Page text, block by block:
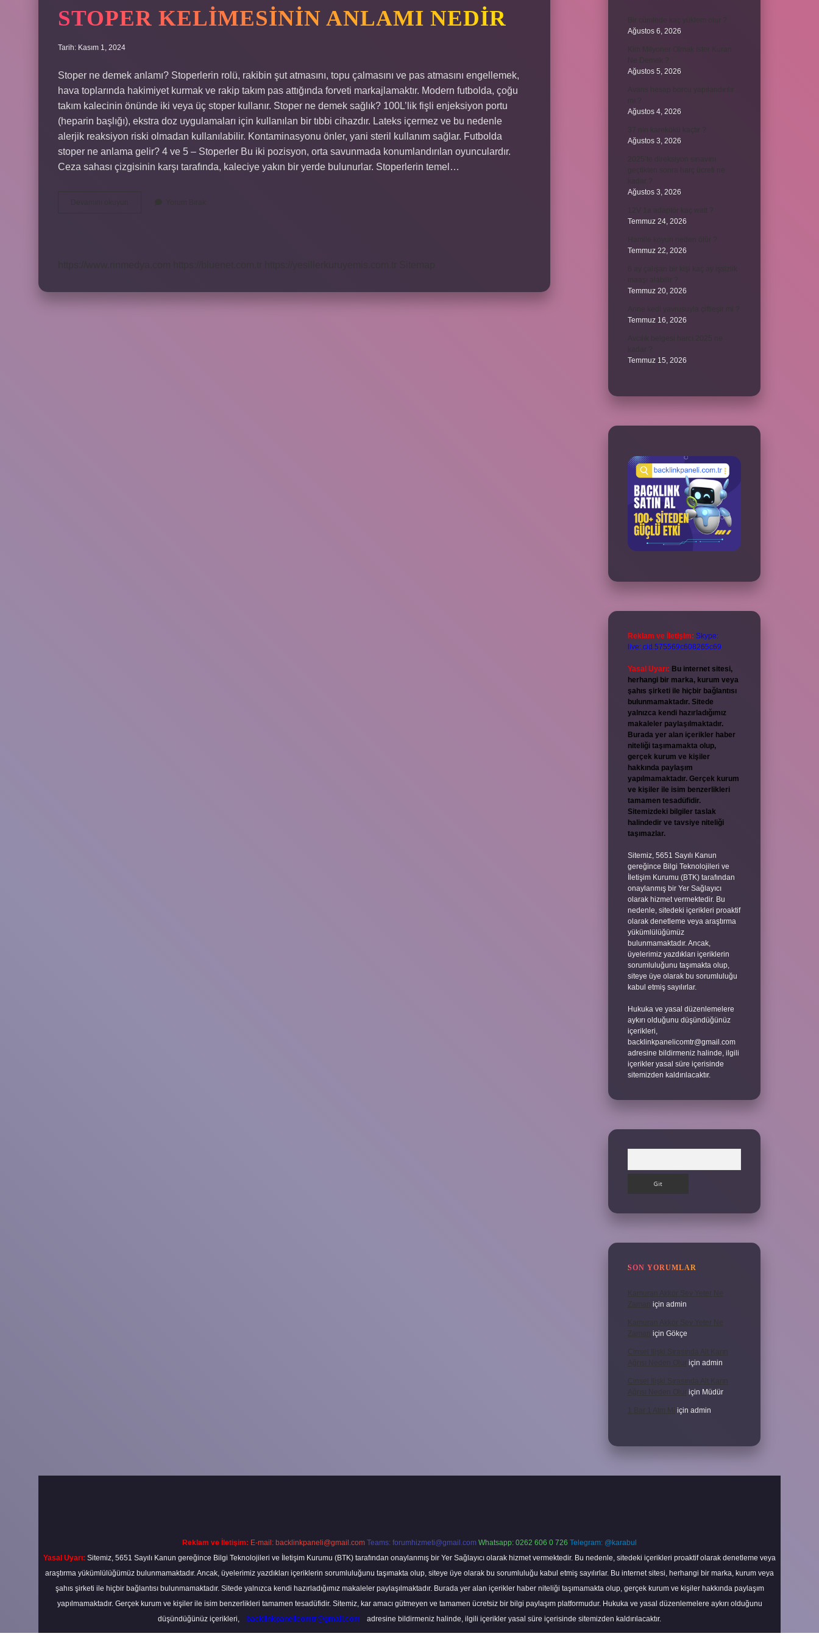
STOPER KELIMESININ ANLAMI NEDIR
Tarih: Kasım 1, 2024
Stoper ne demek anlamı? Stoperlerin rolü, rakibin şut atmasını, topu çalmasını ve pas atmasını engellemek,
hava toplarında hakimiyet kurmak ve rakip takım pas attığında forveti markajlamaktır. Modern futbolda, çoğu
takım kalecinin önünde iki veya üç stoper kullanır. Stoper ne demek sağlık? 100L’lik fişli enjeksiyon portu
(heparin başlığı), ekstra doz uygulamaları için kullanılan bir tıbbi cihazdır. Lateks içermez ve bu nedenle
alerjik reaksiyon riski olmadan kullanılabilir. Kontaminasyonu önler, yani steril kullanım sağlar. Futbolda
stoper ne anlama gelir? 4 ve 5 – Stoperler Bu iki pozisyon, orta savunmada konumlandırılan oyunculardır.
Ceza sahası çizgisinin karşı tarafında, kaleciye yakın bir yerde bulunurlar. Stoperlerin temel…
Ağustos 6, 2026
Ağustos 5, 2026
Ağustos 4, 2026
Ağustos 3, 2026
Ağustos 3, 2026
Temmuz 24, 2026
Temmuz 22, 2026
Temmuz 20, 2026
Temmuz 16, 2026
Temmuz 15, 2026
Reklam ve İletişim: Skype:
live:.cid.575569c608265c69
Yasal Uyarı: Bu internet sitesi,
herhangi bir marka, kurum veya
şahıs şirketi ile hiçbir bağlantısı
bulunmamaktadır. Sitede
yalnızca kendi hazırladığımız
makaleler paylaşılmaktadır.
Burada yer alan içerikler haber
niteliği taşımamakta olup,
gerçek kurum ve kişiler
hakkında paylaşım
yapılmamaktadır. Gerçek kurum
ve kişiler ile isim benzerlikleri
tamamen tesadüfidir.
Sitemizdeki bilgiler taslak
halindedir ve tavsiye niteliği
taşımazlar.
Sitemiz, 5651 Sayılı Kanun
gereğince Bilgi Teknolojileri ve
İletişim Kurumu (BTK) tarafından
onaylanmış bir Yer Sağlayıcı
olarak hizmet vermektedir. Bu
nedenle, sitedeki içerikleri proaktif
olarak denetleme veya araştırma
yükümlülüğümüz
bulunmamaktadır. Ancak,
üyelerimiz yazdıkları içeriklerin
sorumluluğunu taşımakta olup,
siteye üye olarak bu sorumluluğu
kabul etmiş sayılırlar.
Hukuka ve yasal düzenlemelere
aykırı olduğunu düşündüğünüz
içerikleri,
backlinkpanelicomtr@gmail.com
adresine bildirmeniz halinde, ilgili
içerikler yasal süre içerisinde
sitemizden kaldırılacaktır.
SON YORUMLAR
Kamuran Akkor Sev Yeter Ne
Zaman için admin
Kamuran Akkor Sev Yeter Ne
Zaman için Gökçe
Cinsel Ilişki Sırasında Alt Karın
Ağrısı Neden Olur için admin
Cinsel Ilişki Sırasında Alt Karın
Ağrısı Neden Olur için Müdür
1 Bar 1 Atm Mi için admin
Reklam ve İletişim: E-mail: backlinkpaneli@gmail.com Teams: forumhizmeti@gmail.com Whatsapp: 0262 606 0 726 Telegram: @karabul
Yasal Uyarı: Sitemiz, 5651 Sayılı Kanun gereğince Bilgi Teknolojileri ve İletişim Kurumu (BTK) tarafından onaylanmış bir Yer Sağlayıcı olarak hizmet vermektedir. Bu nedenle, sitedeki içerikleri proaktif olarak denetleme veya
araştırma yükümlülüğümüz bulunmamaktadır. Ancak, üyelerimiz yazdıkları içeriklerin sorumluluğunu taşımakta olup, siteye üye olarak bu sorumluluğu kabul etmiş sayılırlar. Bu internet sitesi, herhangi bir marka, kurum veya
şahıs şirketi ile hiçbir bağlantısı bulunmamaktadır. Sitede yalnızca kendi hazırladığımız makaleler paylaşılmaktadır. Burada yer alan içerikler haber niteliği taşımamakta olup, gerçek kurum ve kişiler hakkında paylaşım
yapılmamaktadır. Gerçek kurum ve kişiler ile isim benzerlikleri tamamen tesadüfidir. Sitemiz, kar amacı gütmeyen ve tamamen ücretsiz bir bilgi paylaşım platformudur. Hukuka ve yasal düzenlemelere aykırı olduğunu
düşündüğünüz içerikleri,
backlinkpanelicomtr@gmail.com adresine bildirmeniz halinde, ilgili içerikler yasal süre içerisinde sitemizden kaldırılacaktır.